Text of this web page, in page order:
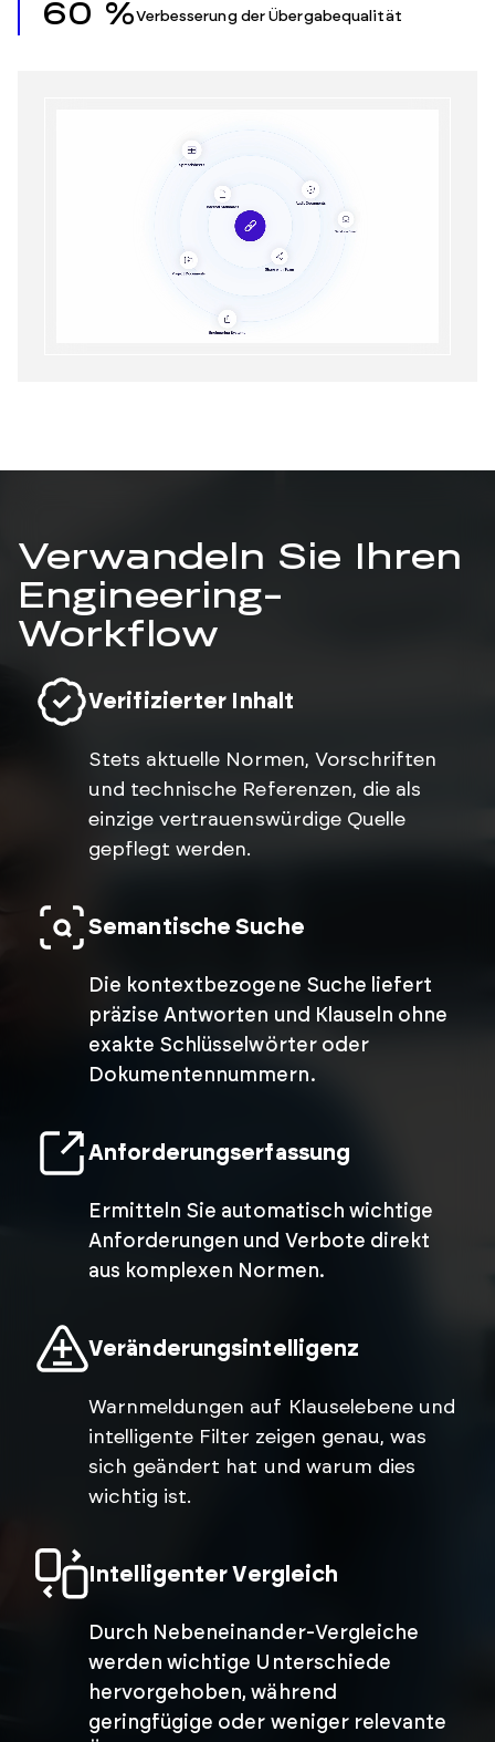
60 %Verbesserung der Übergabequalität
Verwandeln Sie Ihren
Engineering-
Workflow
Verifizierter Inhalt
Stets aktuelle Normen, Vorschriften
und technische Referenzen, die als
einzige vertrauenswürdige Quelle
gepflegt werden.
Semantische Suche
Die kontextbezogene Suche liefert
präzise Antworten und Klauseln ohne
exakte Schlüsselwörter oder
Dokumentennummern.
Anforderungserfassung
Ermitteln Sie automatisch wichtige
Anforderungen und Verbote direkt
aus komplexen Normen.
Veränderungsintelligenz
Warnmeldungen auf Klauselebene und
intelligente Filter zeigen genau, was
sich geändert hat und warum dies
wichtig ist.
Intelligenter Vergleich
Durch Nebeneinander-Vergleiche
werden wichtige Unterschiede
hervorgehoben, während
geringfügige oder weniger relevante